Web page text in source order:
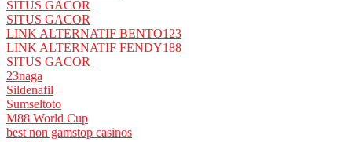
SITUS GACOR
SITUS GACOR
LINK ALTERNATIF BENTO123
LINK ALTERNATIF FENDY188
SITUS GACOR
23naga
Sildenafil
Sumseltoto
M88 World Cup
best non gamstop casinos